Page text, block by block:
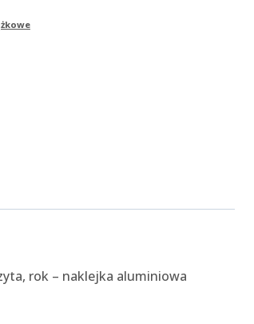
rok – naklejka aluminiowa